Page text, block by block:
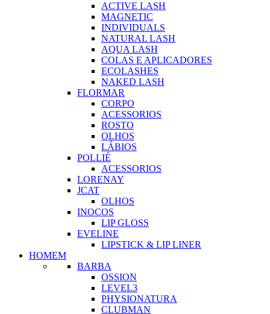
ACTIVE LASH
MAGNETIC
INDIVIDUALS
NATURAL LASH
AQUA LASH
COLAS E APLICADORES
ECOLASHES
NAKED LASH
FLORMAR
CORPO
ACESSORIOS
ROSTO
OLHOS
LÁBIOS
POLLIÉ
ACESSORIOS
LORENAY
JCAT
OLHOS
INOCOS
LIP GLOSS
EVELINE
LIPSTICK & LIP LINER
HOMEM
BARBA
OSSION
LEVEL3
PHYSIONATURA
CLUBMAN